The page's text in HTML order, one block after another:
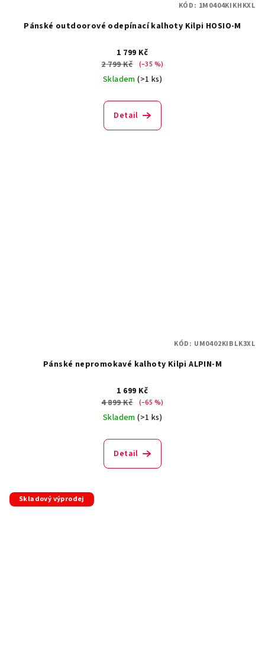
Pánské outdoorové odepínací kalhoty Kilpi HOSIO-M
1 799 Kč
2 799 Kč
(–35 %)
Skladem(>1 ks)
Detail
KÓD: 1M0404KIKHKXL
Pánské nepromokavé kalhoty Kilpi ALPIN-M
1 699 Kč
4 899 Kč
(–65 %)
Skladem(>1 ks)
Detail
KÓD: UM0402KIBLK3XL
Skladový výprodej